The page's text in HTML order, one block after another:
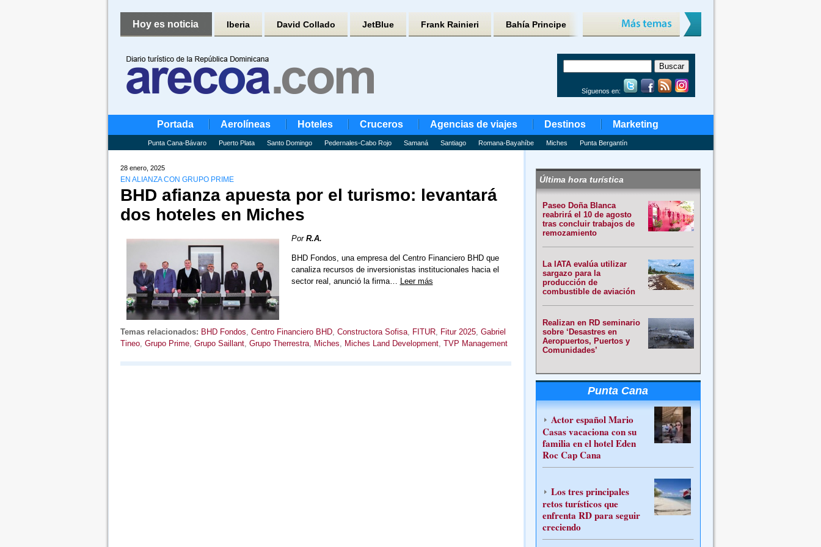
Hoy es noticia Iberia David Collado JetBlue Frank Rainieri Bahía Principe
Síguenos en:
Portada Aerolíneas Hoteles Cruceros Agencias de viajes Destinos Marketing
Punta Cana-Bávaro Puerto Plata Santo Domingo Pedernales-Cabo Rojo Samaná Santiago Romana-Bayahíbe Miches Punta Bergantín
28 enero, 2025
EN ALIANZA CON GRUPO PRIME
BHD afianza apuesta por el turismo: levantará
dos hoteles en Miches
Por R.A.
BHD Fondos, una empresa del Centro Financiero BHD que
canaliza recursos de inversionistas institucionales hacia el
sector real, anunció la firma… Leer más
Temas relacionados: BHD Fondos, Centro Financiero BHD, Constructora Sofisa, FITUR, Fitur 2025, Gabriel
Tineo, Grupo Prime, Grupo Saillant, Grupo Therrestra, Miches, Miches Land Development, TVP Management
Última hora turística
Paseo Doña Blanca
reabrirá el 10 de agosto
tras concluir trabajos de
remozamiento
La IATA evalúa utilizar
sargazo para la
producción de
combustible de aviación
Realizan en RD seminario
sobre ‘Desastres en
Aeropuertos, Puertos y
Comunidades’
Punta Cana
Actor español Mario
Casas vacaciona con su
familia en el hotel Eden
Roc Cap Cana
Los tres principales
retos turísticos que
enfrenta RD para seguir
creciendo